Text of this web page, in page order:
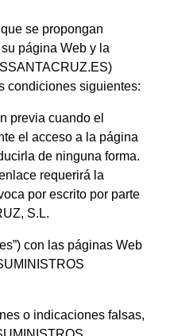
se propongan
página Web y la
condiciones siguientes:
previa cuando el
el acceso a la página
de ninguna forma.
requerirá la
por escrito por parte
S.L.
con las páginas Web
o indicaciones falsas,